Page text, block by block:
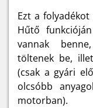
Ezt a
Hűtő
vannak
töltenek be,
(csak a gyári
olcsóbb
motorban).